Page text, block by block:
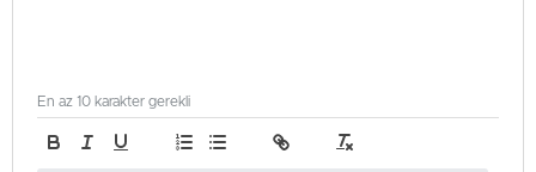
En az 10 karakter gerekli